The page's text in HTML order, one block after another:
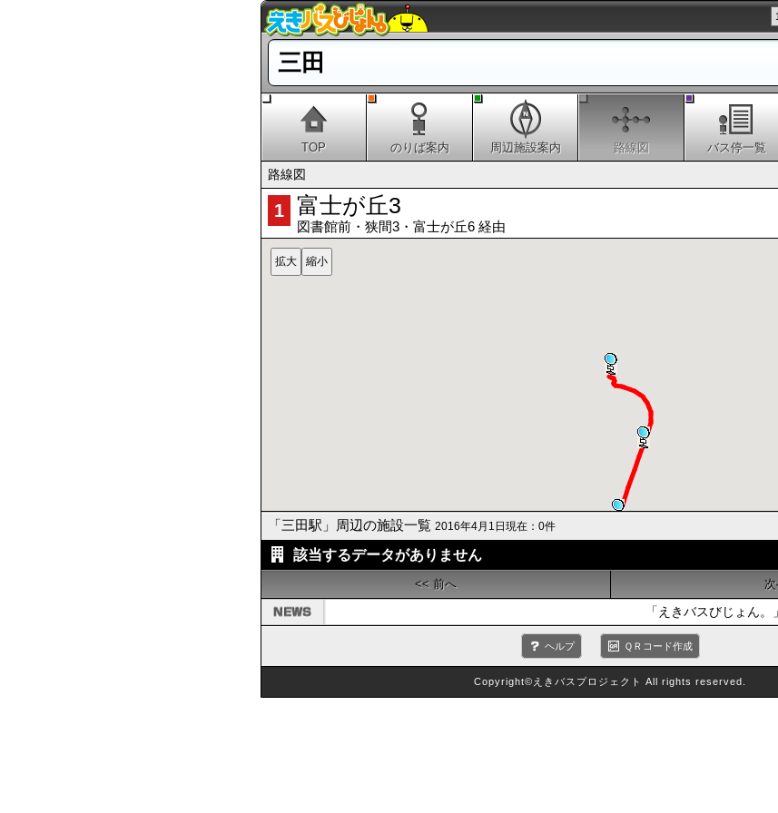
三田
TOP のりば案内 周辺施設案内 路線図 バス停一覧
路線図
1 富士が丘3
図書館前・狭間3・富士が丘6 経由
「三田駅」周辺の施設一覧 2016年4月1日現在：0件
該当するデータがありません
<< 前へ
「えきバスびじょん。
ヘルプ ＱＲコード作成
Copyright©えきバスプロジェクト All rights reserved.